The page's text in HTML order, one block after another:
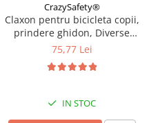
CrazySafety®
Claxon pentru bicicleta copii,
prindere ghidon, Diverse
modele si culori
75,77 Lei
IN STOC